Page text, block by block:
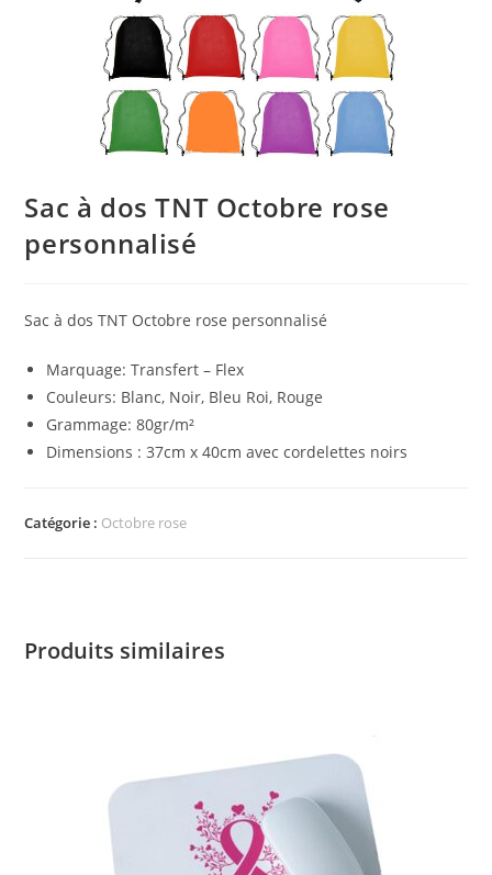
Sac à dos TNT Octobre rose
personnalisé
Sac à dos TNT Octobre rose personnalisé
Marquage: Transfert – Flex
Couleurs: Blanc, Noir, Bleu Roi, Rouge
Grammage: 80gr/m²
Dimensions : 37cm x 40cm avec cordelettes noirs
Catégorie : Octobre rose
Produits similaires